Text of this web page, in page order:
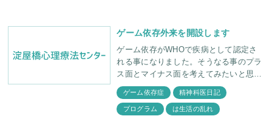
ゲーム依存外来を開設します
ゲーム依存がWHOで疾病として認定さ
れる事になりました。そうなる事のプラ
ス面とマイナス面を考えてみたいと思い
ます。 【プラス面】 疾病と認定される
事で、ゲーム依存脱出の為のプログラム
が作ら
ゲーム依存症 精神科医日記
プログラム は生活の乱れ